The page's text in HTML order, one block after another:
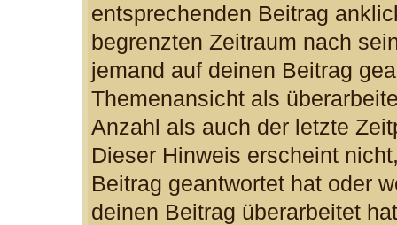
entsprechenden Beitrag
begrenzten Zeitraum nach
jemand auf deinen Beitrag
Themenansicht als
Anzahl als auch der letzte
Dieser Hinweis erscheint
Beitrag geantwortet hat oder
deinen Beitrag überarbeitet